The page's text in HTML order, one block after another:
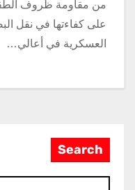
من مقاومة ظروف
على كفاءتها في نقل
العسكرية في أعالي…
Search